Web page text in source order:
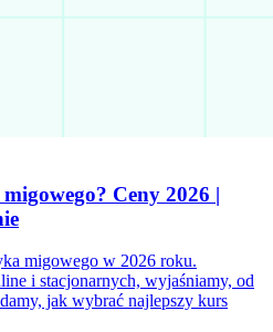
Ceny 2026 |
migowego w 2026 roku.
i stacjonarnych, wyjaśniamy, od
jak wybrać najlepszy kurs